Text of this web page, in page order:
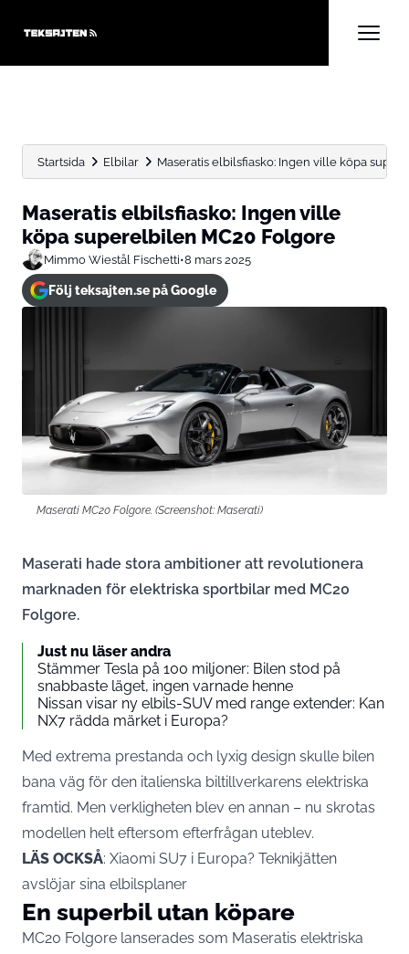
Startsida Elbilar Maseratis elbilsfiasko: Ingen ville köpa
Maseratis elbilsfiasko: Ingen ville
köpa superelbilen MC20 Folgore
Mimmo Wiestål Fischetti•8 mars 2025
Följ teksajten.se på Google
Maserati MC20 Folgore. (Screenshot: Maserati)
Maserati hade stora ambitioner att revolutionera
marknaden för elektriska sportbilar med MC20
Folgore.
Just nu läser andra
Stämmer Tesla på 100 miljoner: Bilen stod på
snabbaste läget, ingen varnade henne
Nissan visar ny elbils-SUV med range extender: Kan
NX7 rädda märket i Europa?
Med extrema prestanda och lyxig design skulle bilen
bana väg för den italienska biltillverkarens elektriska
framtid. Men verkligheten blev en annan – nu skrotas
modellen helt eftersom efterfrågan uteblev.
LÄS OCKSÅ: Xiaomi SU7 i Europa? Teknikjätten
avslöjar sina elbilsplaner
En superbil utan köpare
MC20 Folgore lanserades som Maseratis elektriska